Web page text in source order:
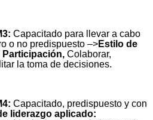
Capacitado para llevar a cabo
o no predispuesto –>Estilo de
Participación, Colaborar,
la toma de decisiones.
Capacitado, predispuesto y con
liderazgo aplicado: